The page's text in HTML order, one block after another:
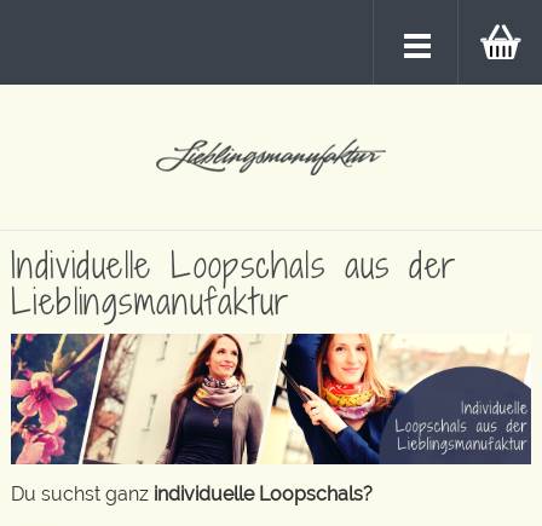
Individuelle Loopschals aus der
Lieblingsmanufaktur
Du suchst ganz individuelle Loopschals?